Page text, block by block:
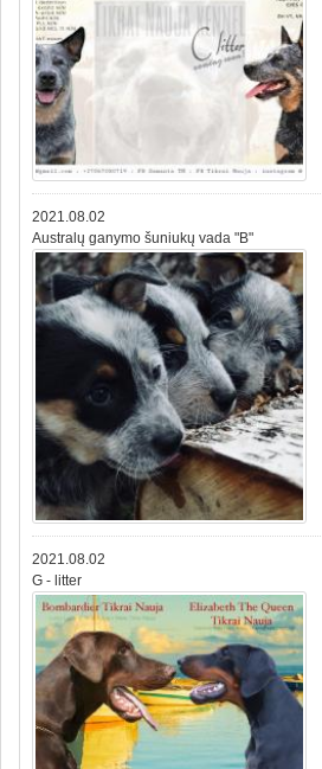
2021.08.02
Australų ganymo šuniukų vada "B"
2021.08.02
G - litter